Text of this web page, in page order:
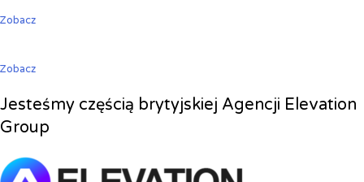
Zobacz
Zobacz
Jesteśmy częścią brytyjskiej Agencji Elevation
Group